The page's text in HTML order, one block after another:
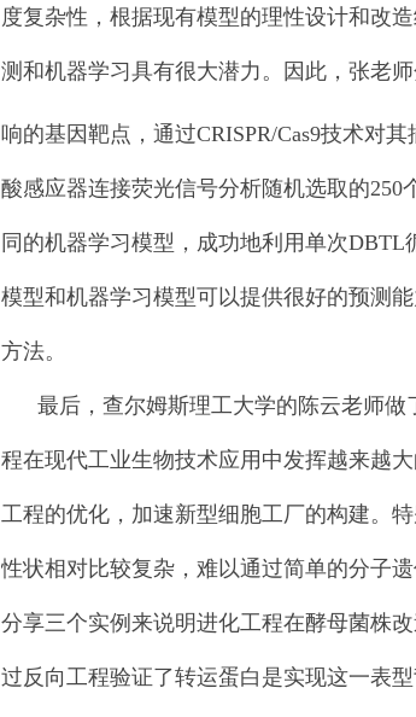
度复杂性，根据现有模型的理性设计和改
测和机器学习具有很大潜力。因此，张老
响的基因靶点，通过CRISPR/Cas9技术对
酸感应器连接荧光信号分析随机选取的
同的机器学习模型，成功地利用单次
模型和机器学习模型可以提供很好的预测
方法。
最后，查尔姆斯理工大学的陈云老师做
程在现代工业生物技术应用中发挥越来越
工程的优化，加速新型细胞工厂的构建。
性状相对比较复杂，难以通过简单的分子
分享三个实例来说明进化工程在酵母菌株
过反向工程验证了转运蛋白是实现这一表